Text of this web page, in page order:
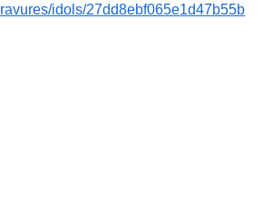
idols/27dd8ebf065e1d47b55b